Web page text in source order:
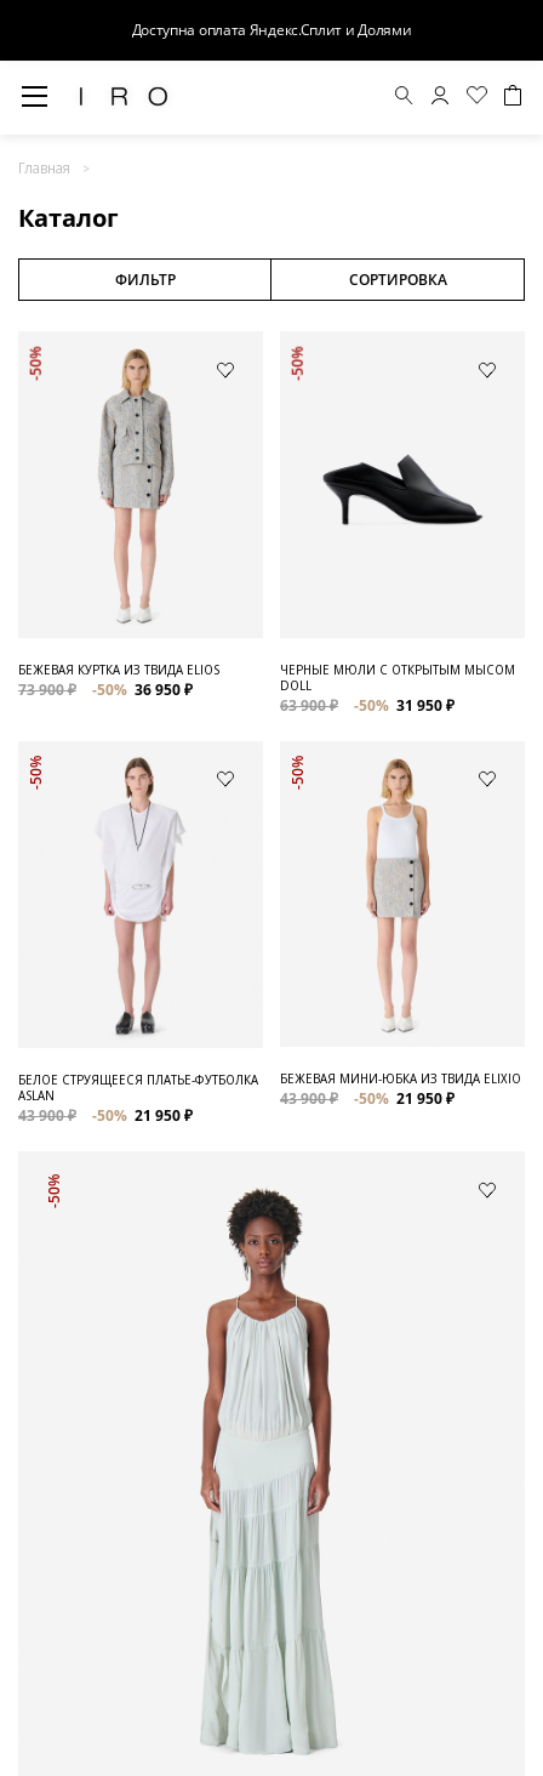
Доступна оплата Яндекс.Сплит и Долями
Главная
Каталог
Распродажа
Для нее
ФИЛЬТР СОРТИРОВКА
-50%
БЕЖЕВАЯ КУРТКА ИЗ ТВИДА ELIOS
73 900 ₽ -50% 36 950 ₽
-50%
ЧЕРНЫЕ МЮЛИ С ОТКРЫТЫМ МЫСОМ
DOLL
63 900 ₽ -50% 31 950 ₽
-50%
БЕЛОЕ СТРУЯЩЕЕСЯ ПЛАТЬЕ-ФУТБОЛКА
ASLAN
43 900 ₽ -50% 21 950 ₽
-50%
БЕЖЕВАЯ МИНИ-ЮБКА ИЗ ТВИДА ELIXIO
43 900 ₽ -50% 21 950 ₽
-50%